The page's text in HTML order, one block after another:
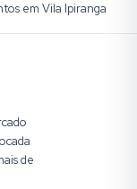
em Vila Ipiranga
de